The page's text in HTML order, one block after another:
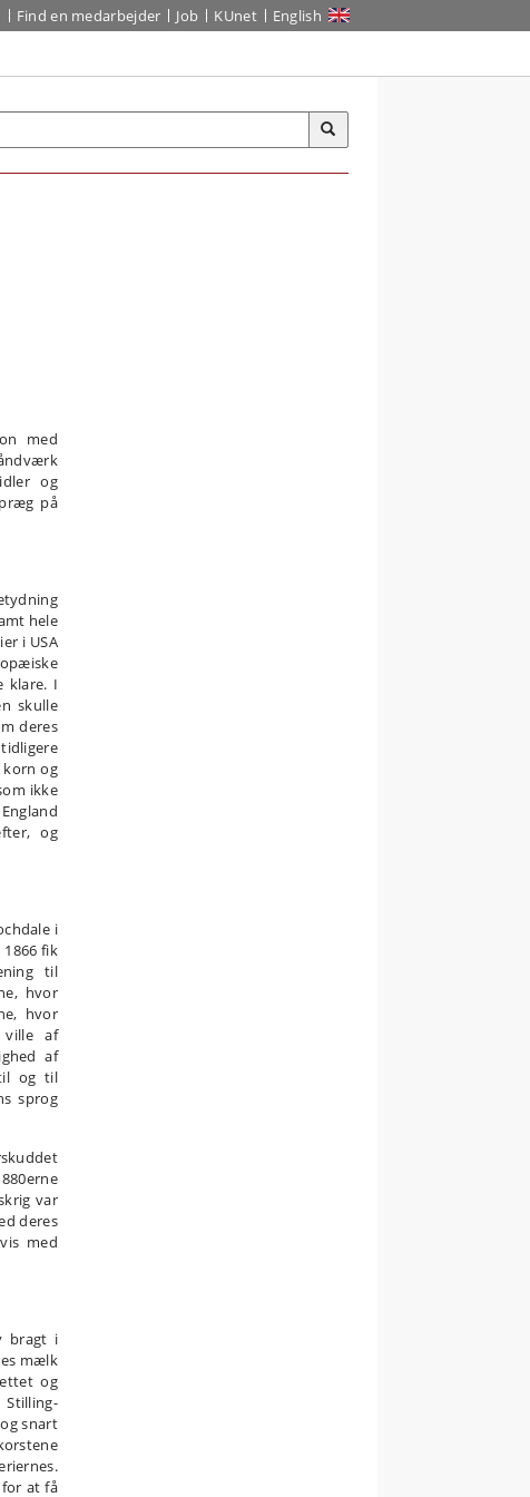
Find en medarbejder Job KUnet English
med
og
på
hele
i USA
klare. I
skulle
deres
korn og
ikke
og
i
fik
til
hvor
hvor
ville af
af
og til
sprog
var
deres
med
bragt i
mælk
og
snart
for at få